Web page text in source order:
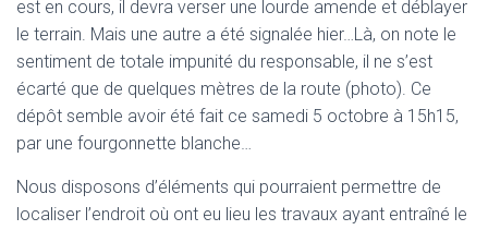
est en cours, il devra verser une lourde amende et déblayer
le terrain. Mais une autre a été signalée hier…Là, on note le
sentiment de totale impunité du responsable, il ne s’est
écarté que de quelques mètres de la route (photo). Ce
dépôt semble avoir été fait ce samedi 5 octobre à 15h15,
par une fourgonnette blanche…
Nous disposons d’éléments qui pourraient permettre de
localiser l’endroit où ont eu lieu les travaux ayant entraîné le